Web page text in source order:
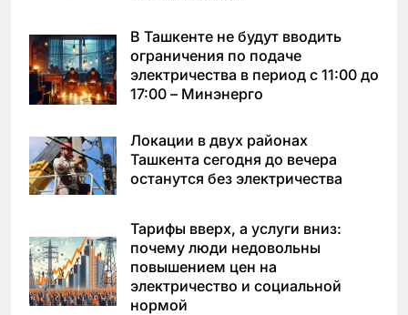
В Ташкенте не будут вводить
ограничения по подаче
электричества в период с 11:00 до
17:00 – Минэнерго
Локации в двух районах
Ташкента сегодня до вечера
останутся без электричества
Тарифы вверх, а услуги вниз:
почему люди недовольны
повышением цен на
электричество и социальной
нормой